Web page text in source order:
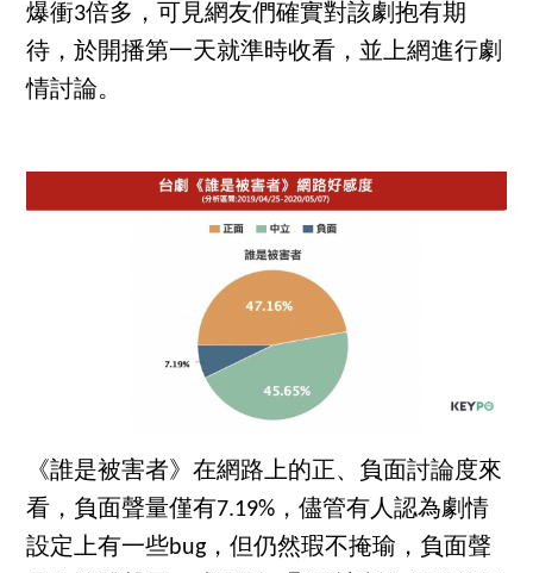
爆衝3倍多，可見網友們確實對該劇抱有期
待，於開播第一天就準時收看，並上網進行劇
情討論。
《誰是被害者》在網路上的正、負面討論度來
看，負面聲量僅有7.19%，儘管有人認為劇情
設定上有一些bug，但仍然瑕不掩瑜，負面聲